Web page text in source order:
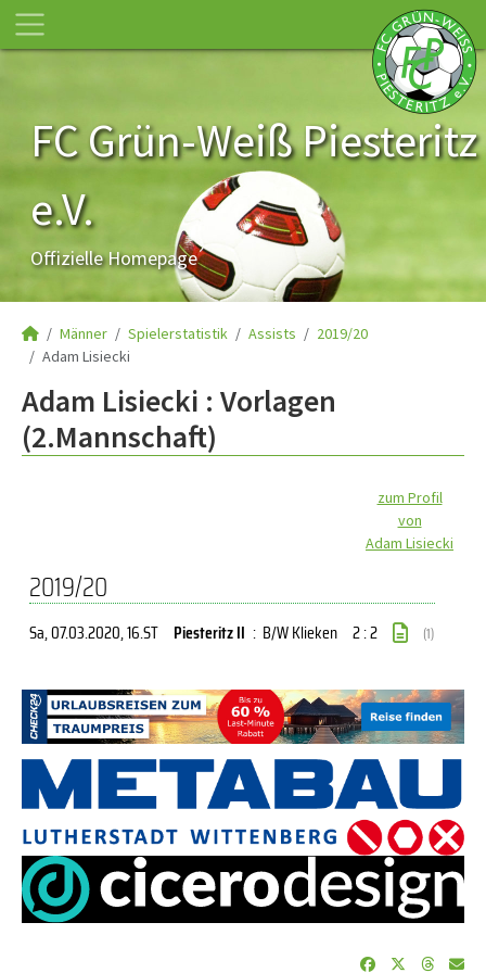
FC Grün-Weiß Piesteritz
e.V.
Offizielle Homepage
Männer Spielerstatistik Assists
2019/20
Adam Lisiecki
Adam Lisiecki : Vorlagen
(2.Mannschaft)
zum Profil
von
Adam Lisiecki
2019/20
Sa, 07.03.2020, 16.ST Piesteritz II : B/W Klieken 2 : 2 (1)